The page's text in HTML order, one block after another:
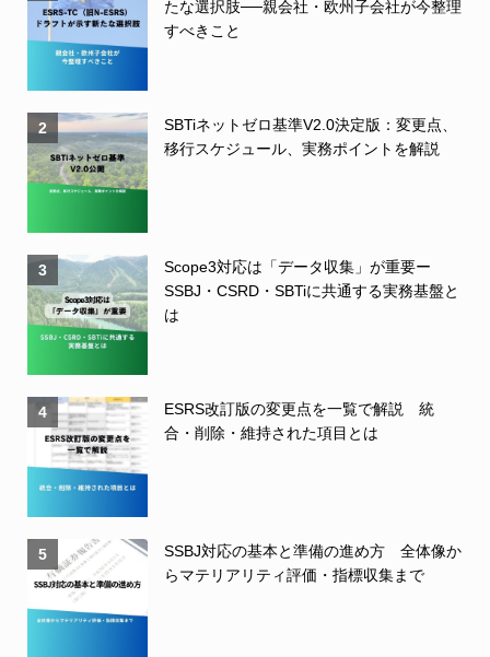
たな選択肢──親会社・欧州子会社が今整理
すべきこと
2
SBTiネットゼロ基準V2.0決定版：変更点、
移行スケジュール、実務ポイントを解説
3
Scope3対応は「データ収集」が重要ー
SSBJ・CSRD・SBTiに共通する実務基盤と
は
4
ESRS改訂版の変更点を一覧で解説 統
合・削除・維持された項目とは
5
SSBJ対応の基本と準備の進め方 全体像か
らマテリアリティ評価・指標収集まで